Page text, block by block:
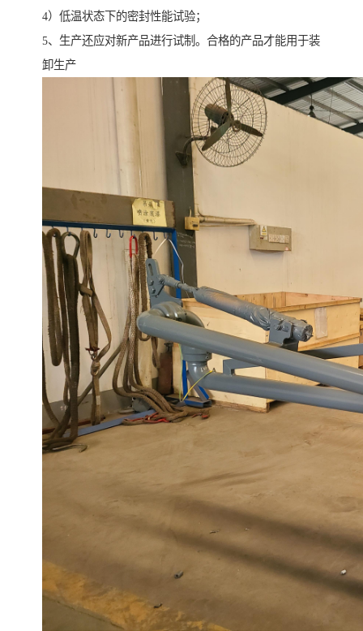
4）低温状态下的密封性能试验；
5、生产还应对新产品进行试制。合格的产品才能用于装
卸生产